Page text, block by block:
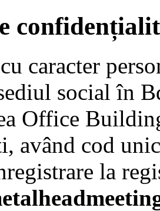
caracter
social în
Office
având cod
la